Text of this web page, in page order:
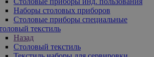
Наборы столовых приборов
Столовые приборы специальные
текстиль
Назад
Столовый текстиль